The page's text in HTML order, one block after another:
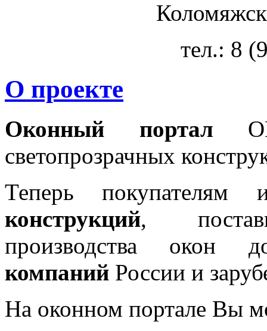
тел.: 8
О проекте
Оконный портал
светопрозрачных
Теперь покупателям
конструкций,
производства окон
компаний России и
На оконном портале Вы